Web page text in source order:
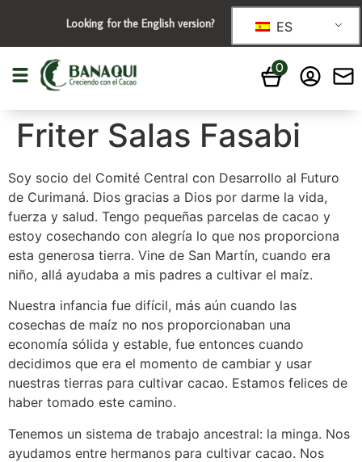
Looking for the English version? ES
0
Friter Salas Fasabi
Soy socio del Comité Central con Desarrollo al Futuro
de Curimaná. Dios gracias a Dios por darme la vida,
fuerza y salud. Tengo pequeñas parcelas de cacao y
estoy cosechando con alegría lo que nos proporciona
esta generosa tierra. Vine de San Martín, cuando era
niño, allá ayudaba a mis padres a cultivar el maíz.
Nuestra infancia fue difícil, más aún cuando las
cosechas de maíz no nos proporcionaban una
economía sólida y estable, fue entonces cuando
decidimos que era el momento de cambiar y usar
nuestras tierras para cultivar cacao. Estamos felices de
haber tomado este camino.
Tenemos un sistema de trabajo ancestral: la minga. Nos
ayudamos entre hermanos para cultivar cacao. Nos